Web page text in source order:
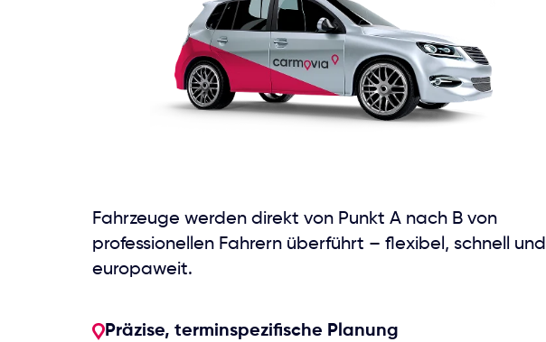
Fahrzeuge werden direkt von Punkt A nach B von
professionellen Fahrern überführt – flexibel, schnell und
europaweit.
Präzise, terminspezifische Planung